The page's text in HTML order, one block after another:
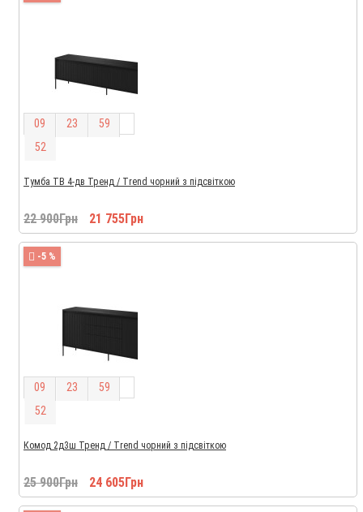
09 23 59
51
Тумба ТВ 4-дв Тренд / Trend чорний з підсвіткою
22 900Грн 21 755Грн
-5 %
09 23 59
51
Комод 2д3ш Тренд / Trend чорний з підсвіткою
25 900Грн 24 605Грн